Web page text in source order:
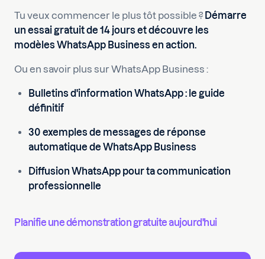
Tu veux commencer le plus tôt possible ? Démarre
un essai gratuit de 14 jours et découvre les
modèles WhatsApp Business en action.
Ou en savoir plus sur WhatsApp Business :
Bulletins d'information WhatsApp : le guide
définitif
30 exemples de messages de réponse
automatique de WhatsApp Business
Diffusion WhatsApp pour ta communication
professionnelle
Planifie une démonstration gratuite aujourd'hui